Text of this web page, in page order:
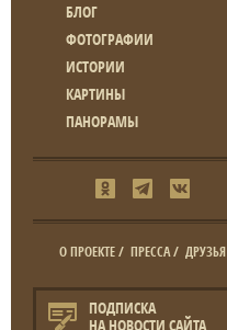
БЛОГ
ФОТОГРАФИИ
ИСТОРИИ
КАРТИНЫ
ПАНОРАМЫ
О ПРОЕКТЕ/ ПРЕССА/ ДРУЗЬЯ
ПОДПИСКА
НА НОВОСТИ САЙТА